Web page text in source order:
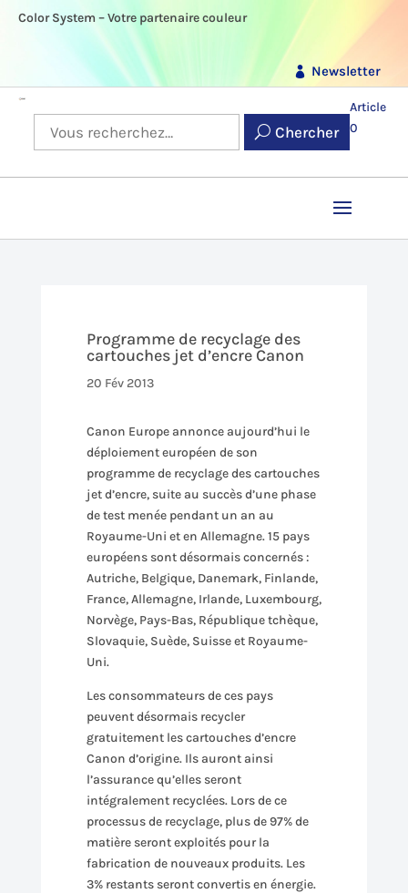
Color System – Votre partenaire couleur
Newsletter
Chercher
Article
0
Programme de recyclage des
cartouches jet d’encre Canon
20 Fév 2013
Canon Europe annonce aujourd’hui le
déploiement européen de son
programme de recyclage des cartouches
jet d’encre, suite au succès d’une phase
de test menée pendant un an au
Royaume-Uni et en Allemagne. 15 pays
européens sont désormais concernés :
Autriche, Belgique, Danemark, Finlande,
France, Allemagne, Irlande, Luxembourg,
Norvège, Pays-Bas, République tchèque,
Slovaquie, Suède, Suisse et Royaume-
Uni.
Les consommateurs de ces pays
peuvent désormais recycler
gratuitement les cartouches d’encre
Canon d’origine. Ils auront ainsi
l’assurance qu’elles seront
intégralement recyclées. Lors de ce
processus de recyclage, plus de 97% de
matière seront exploités pour la
fabrication de nouveaux produits. Les
3% restants seront convertis en énergie.